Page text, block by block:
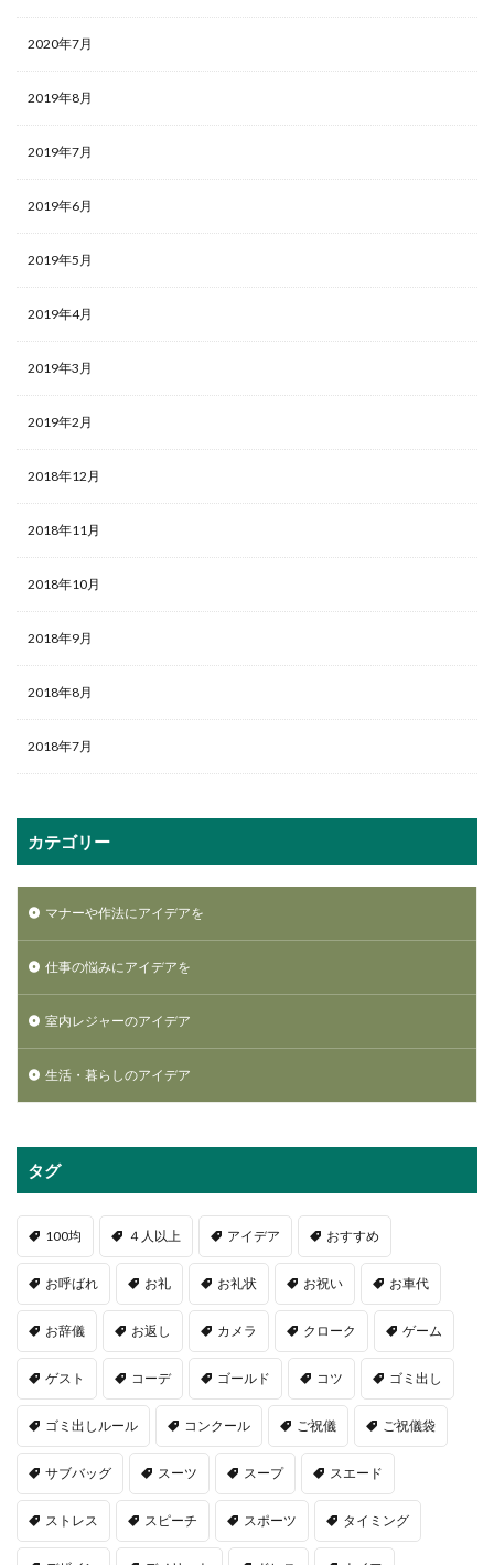
2020年7月
2019年8月
2019年7月
2019年6月
2019年5月
2019年4月
2019年3月
2019年2月
2018年12月
2018年11月
2018年10月
2018年9月
2018年8月
2018年7月
カテゴリー
マナーや作法にアイデアを
仕事の悩みにアイデアを
室内レジャーのアイデア
生活・暮らしのアイデア
タグ
100均 ４人以上 アイデア おすすめ
お呼ばれ お礼 お礼状 お祝い お車代
お辞儀 お返し カメラ クローク ゲーム
ゲスト コーデ ゴールド コツ ゴミ出し
ゴミ出しルール コンクール ご祝儀 ご祝儀袋
サブバッグ スーツ スープ スエード
ストレス スピーチ スポーツ タイミング